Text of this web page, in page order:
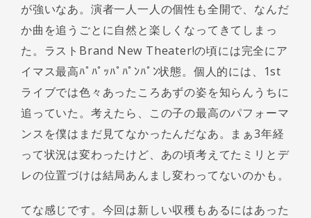
が強いなあ。演者一人一人の個性も全開で、なんだ
か曲を追うごとに自然と楽しくなってきてしまっ
た。ラストBrand New Theater!の頃には完全にア
イマス最高ﾊﾟﾊﾟｯﾊﾟﾊﾟﾝﾊﾟﾝ状態。個人的には、1st
ライブでは色々あったころあずの姿を知らんうちに
追っていた。考えたら、この子の最高のパフォーマ
ンスを僕はまだ見てなかったんだなあ。まぁ3年経
って状況は変わったけど、あの頃考えてたミリとデ
レの位置づけは結局あんまし変わってないのかも。
てな感じです。今回は新しい収穫もあるにはあった